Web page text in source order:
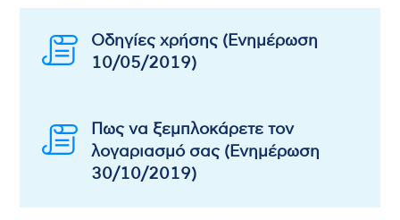
Οδηγίες χρήσης (Ενημέρωση
10/05/2019)
Πως να ξεμπλοκάρετε τον
λογαριασμό σας (Ενημέρωση
30/10/2019)